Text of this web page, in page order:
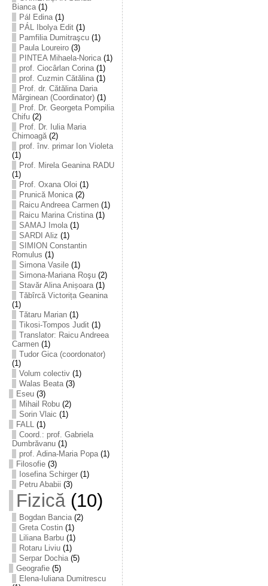
Bianca(1)
Pál Edina(1)
PÁL Ibolya Edit(1)
Pamfilia Dumitraşcu(1)
Paula Loureiro(3)
PINTEA Mihaela-Norica(1)
prof. Ciocârlan Corina(1)
prof. Cuzmin Cătălina(1)
Prof. dr. Cătălina Daria
Mărginean (Coordinator)(1)
Prof. Dr. Georgeta Pompilia
Chifu(2)
Prof. Dr. Iulia Maria
Chirnoagă(2)
prof. înv. primar Ion Violeta
(1)
Prof. Mirela Geanina RADU
(1)
Prof. Oxana Oloi (1)
Prunică Monica(2)
Raicu Andreea Carmen(1)
Raicu Marina Cristina(1)
SAMAJ Imola(1)
SARDI Aliz (1)
SIMION Constantin
Romulus (1)
Simona Vasile(1)
Simona-Mariana Roşu(2)
Stavăr Alina Anișoara(1)
Tăbîrcă Victorița Geanina
(1)
Tătaru Marian(1)
Tikosi-Tompos Judit(1)
Translator: Raicu Andreea
Carmen(1)
Tudor Gica (coordonator)
(1)
Volum colectiv(1)
Walas Beata(3)
Eseu(3)
Mihail Robu(2)
Sorin Vlaic (1)
FALL(1)
Coord.: prof. Gabriela
Dumbrăvanu(1)
prof. Adina-Maria Popa(1)
Filosofie(3)
Iosefina Schirger(1)
Petru Ababii (3)
Fizică(10)
Bogdan Bancia(2)
Greta Costin(1)
Liliana Barbu(1)
Rotaru Liviu(1)
Serpar Dochia(5)
Geografie(5)
Elena-Iuliana Dumitrescu